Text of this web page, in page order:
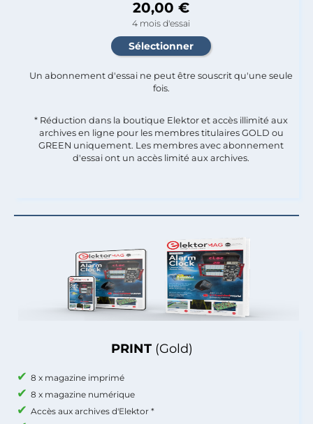
PRINT (Gold)
8 x magazine imprimé
8 x magazine numérique
Accès aux archives d'Elektor *
20,00 €
4 mois d'essai
Un abonnement d'essai ne peut être souscrit qu'une seule
fois.​
* Réduction dans la boutique Elektor et accès illimité aux
archives en ligne pour les membres titulaires GOLD ou
GREEN uniquement. Les membres avec abonnement
d'essai ont un accès limité aux archives.